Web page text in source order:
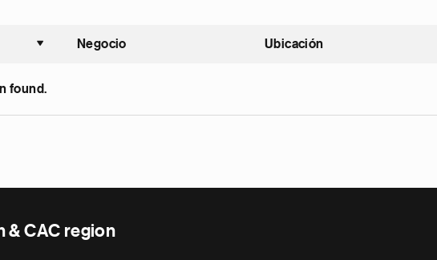
Ordenar ascendente
Negocio Ubicación
found.
& CAC region